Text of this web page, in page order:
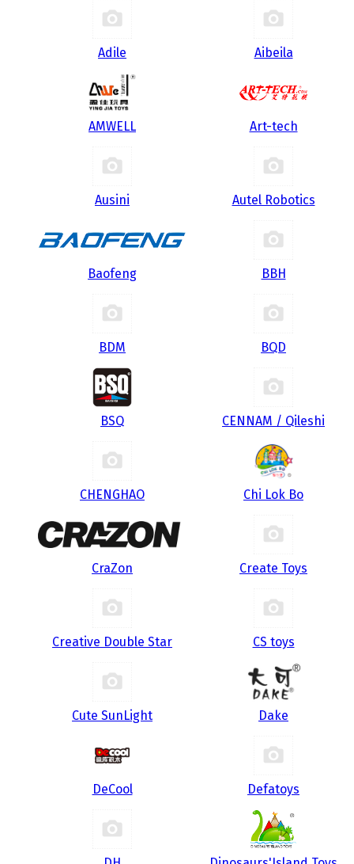
Adile Aibeila
AMWELL Art-tech
Ausini Autel Robotics
Baofeng BBH
BDM BQD
BSQ CENNAM / Qileshi
CHENGHAO Chi Lok Bo
CraZon Create Toys
Creative Double Star CS toys
Cute SunLight Dake
DeCool Defatoys